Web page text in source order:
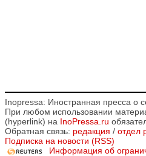
Inopressa: Иностранная пресса о
При любом использовании
(hyperlink) на InoPressa.ru
Обратная связь: редакция / отдел
Подписка на новости (RSS)
Информация об